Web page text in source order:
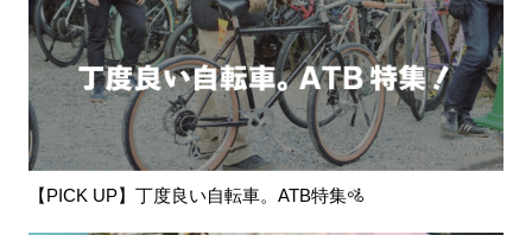
【PICK UP】丁度良い自転車。ATB特集🚵